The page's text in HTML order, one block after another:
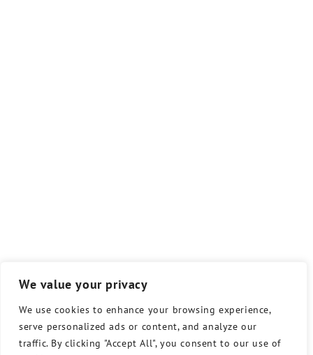
We value your privacy
We use cookies to enhance your browsing experience,
serve personalized ads or content, and analyze our
traffic. By clicking "Accept All", you consent to our use of